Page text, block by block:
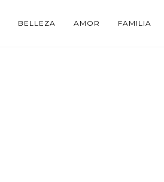
BELLEZA AMOR FAMILIA